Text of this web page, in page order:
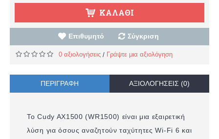
ΚΑΛΆΘΙ
Επιθυμητό Σύγκριση
0 αξιολογήσεις / Γράψτε μια αξιολόγηση
ΠΕΡΙΓΡΑΦΉ ΑΞΙΟΛΟΓΉΣΕΙΣ (0)
Το Cudy AX1500 (WR1500) είναι μια εξαιρετική
λύση για όσους αναζητούν ταχύτητες Wi-Fi 6 και